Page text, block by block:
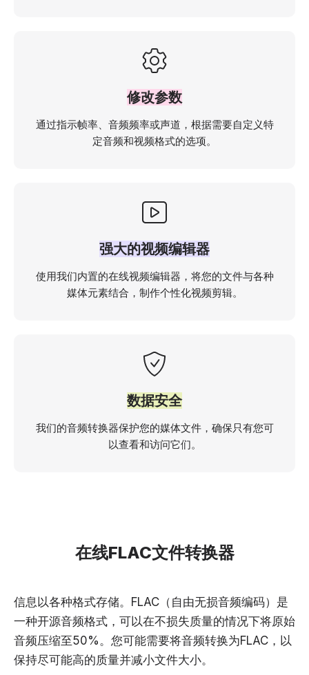
修改参数
通过指示帧率、音频频率或声道，根据需要自定义特
定音频和视频格式的选项。
强大的视频编辑器
使用我们内置的在线视频编辑器，将您的文件与各种
媒体元素结合，制作个性化视频剪辑。
数据安全
我们的音频转换器保护您的媒体文件，确保只有您可
以查看和访问它们。
在线FLAC文件转换器
信息以各种格式存储。FLAC（自由无损音频编码）是
一种开源音频格式，可以在不损失质量的情况下将原始
音频压缩至50%。您可能需要将音频转换为FLAC，以
保持尽可能高的质量并减小文件大小。